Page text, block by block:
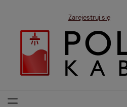
Zarejestruj się